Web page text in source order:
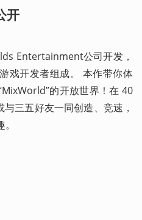
开
Entertainment公司开发，
戏开发者组成。 本作带你体
的开放世界！在 40
三五好友一同创造、竞速，